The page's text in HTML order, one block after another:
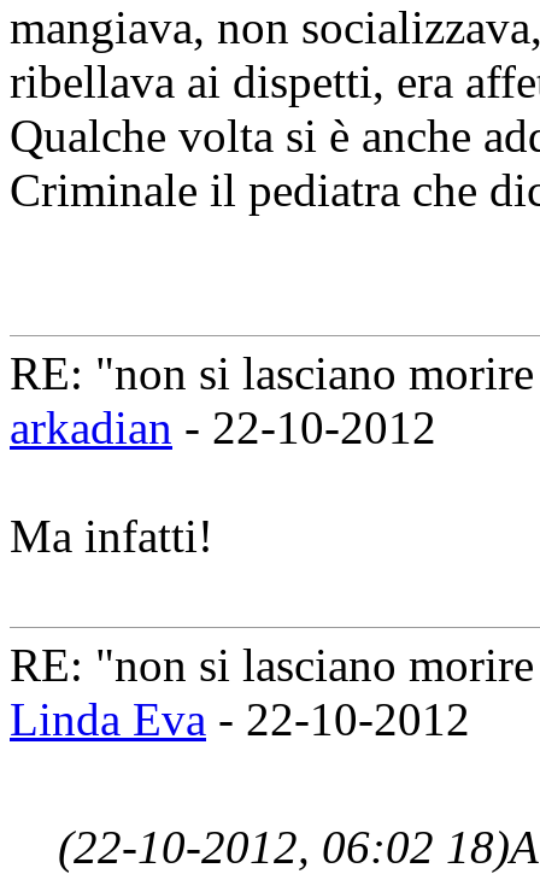
mangiava, non
ribellava ai dispetti, era
Qualche volta si è anche
Criminale il pediatra che
RE: "non si lasciano
arkadian - 22-10-2012
Ma infatti!
RE: "non si lasciano
Linda Eva - 22-10-2012
(22-10-2012, 06:02 18)